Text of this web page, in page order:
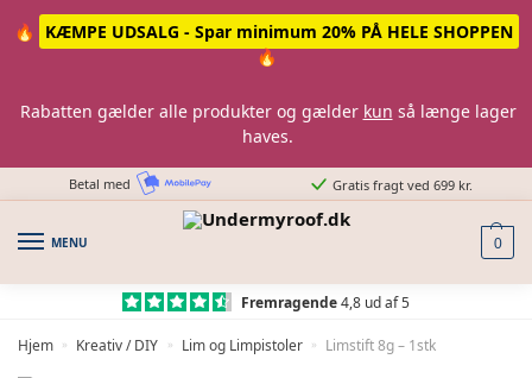
🔥
KÆMPE UDSALG - Spar minimum 20% PÅ HELE SHOPPEN
🔥
Rabatten gælder alle produkter og gælder kun så længe lager
haves.
Betal med Gratis fragt ved 699 kr.
MENU 0
Fremragende4,8 ud af 5
Hjem » Kreativ / DIY » Lim og Limpistoler » Limstift 8g – 1stk